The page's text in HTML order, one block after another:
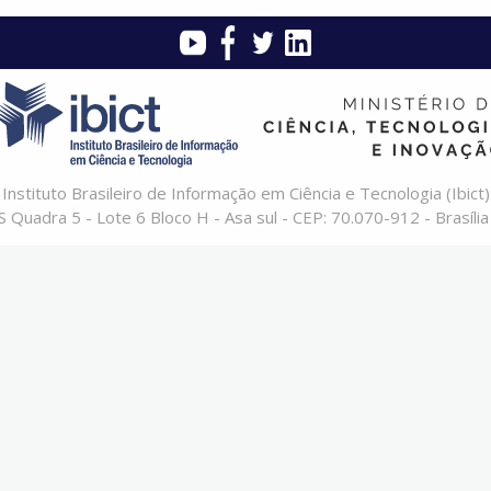
Instituto Brasileiro de Informação em Ciência e Tecnologia (Ibict)
Quadra 5 - Lote 6 Bloco H - Asa sul - CEP: 70.070-912 -